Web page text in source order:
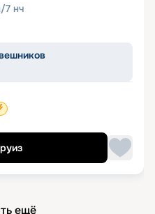
/7 нч
ещё